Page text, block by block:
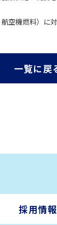
空機燃料）に
一覧に戻
採用情報